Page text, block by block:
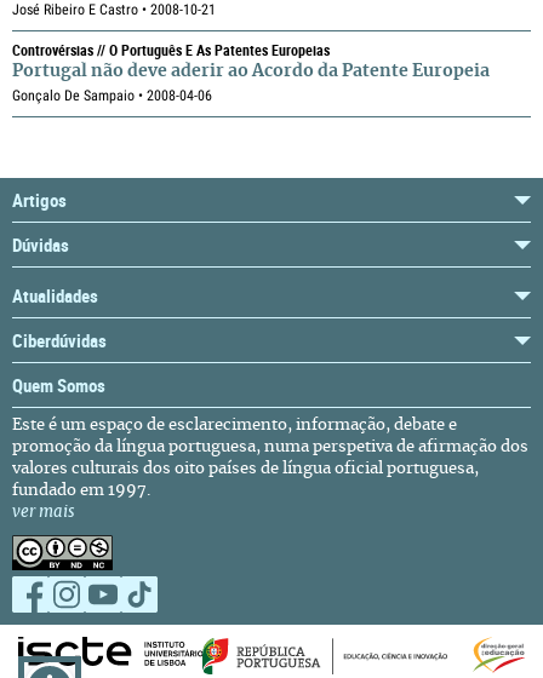
José Ribeiro E Castro • 2008-10-21
Controvérsias // O Português E As Patentes Europeias
Portugal não deve aderir ao Acordo da Patente Europeia
Gonçalo De Sampaio • 2008-04-06
Artigos
Dúvidas
Atualidades
Ciberdúvidas
Quem Somos
Este é um espaço de esclarecimento, informação, debate e
promoção da língua portuguesa, numa perspetiva de afirmação dos
valores culturais dos oito países de língua oficial portuguesa,
fundado em 1997.
ver mais